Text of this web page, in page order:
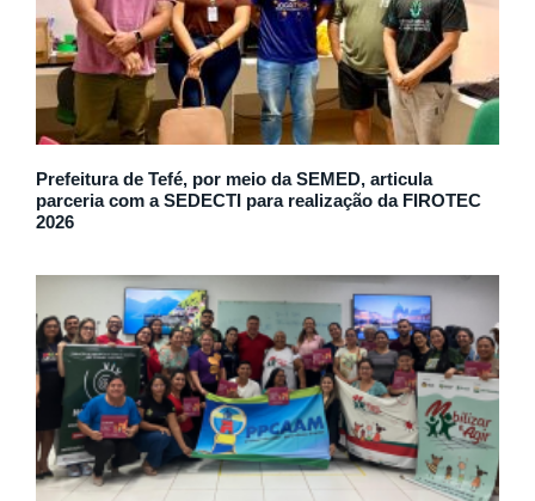
Prefeitura de Tefé, por meio da SEMED, articula
parceria com a SEDECTI para realização da FIROTEC
2026